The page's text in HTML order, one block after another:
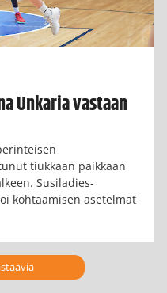
Unkaria vastaan
tiukkaan paikkaan
Susiladies-
kohtaamisen asetelmat